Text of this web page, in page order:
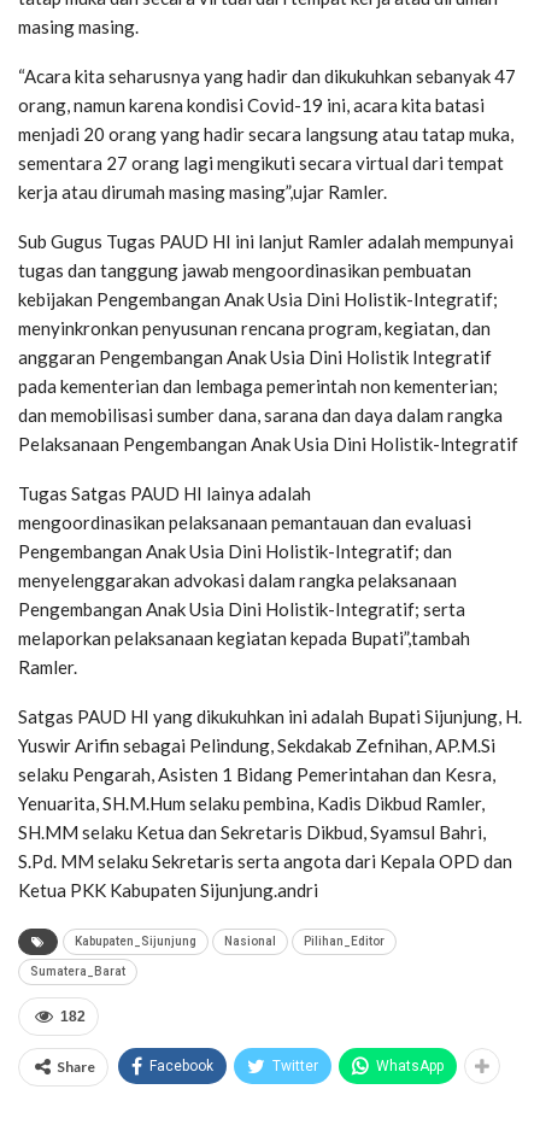
masing masing.
“Acara kita seharusnya yang hadir dan dikukuhkan sebanyak 47
orang, namun karena kondisi Covid-19 ini, acara kita batasi
menjadi 20 orang yang hadir secara langsung atau tatap muka,
sementara 27 orang lagi mengikuti secara virtual dari tempat
kerja atau dirumah masing masing”,ujar Ramler.
Sub Gugus Tugas PAUD HI ini lanjut Ramler adalah mempunyai
tugas dan tanggung jawab mengoordinasikan pembuatan
kebijakan Pengembangan Anak Usia Dini Holistik-Integratif;
menyinkronkan penyusunan rencana program, kegiatan, dan
anggaran Pengembangan Anak Usia Dini Holistik Integratif
pada kementerian dan lembaga pemerintah non kementerian;
dan memobilisasi sumber dana, sarana dan daya dalam rangka
Pelaksanaan Pengembangan Anak Usia Dini Holistik-lntegratif
Tugas Satgas PAUD HI lainya adalah
mengoordinasikan pelaksanaan pemantauan dan evaluasi
Pengembangan Anak Usia Dini Holistik-Integratif; dan
menyelenggarakan advokasi dalam rangka pelaksanaan
Pengembangan Anak Usia Dini Holistik-Integratif; serta
melaporkan pelaksanaan kegiatan kepada Bupati”,tambah
Ramler.
Satgas PAUD HI yang dikukuhkan ini adalah Bupati Sijunjung, H.
Yuswir Arifin sebagai Pelindung, Sekdakab Zefnihan, AP.M.Si
selaku Pengarah, Asisten 1 Bidang Pemerintahan dan Kesra,
Yenuarita, SH.M.Hum selaku pembina, Kadis Dikbud Ramler,
SH.MM selaku Ketua dan Sekretaris Dikbud, Syamsul Bahri,
S.Pd. MM selaku Sekretaris serta angota dari Kepala OPD dan
Ketua PKK Kabupaten Sijunjung.andri
Kabupaten_Sijunjung Nasional Pilihan_Editor
Sumatera_Barat
182
Share Facebook Twitter WhatsApp